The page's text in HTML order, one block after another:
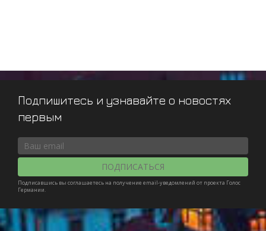
Подпишитесь и узнавайте о новостях
первым
ПОДПИСАТЬСЯ
Подписавшись вы соглашаетесь на получение email-уведомлений от проекта Голос
Германии.